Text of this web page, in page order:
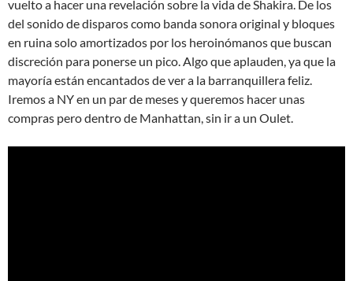
vuelto a hacer una revelación sobre la vida de Shakira. De los
del sonido de disparos como banda sonora original y bloques
en ruina solo amortizados por los heroinómanos que buscan
discreción para ponerse un pico. Algo que aplauden, ya que la
mayoría están encantados de ver a la barranquillera feliz.
Iremos a NY en un par de meses y queremos hacer unas
compras pero dentro de Manhattan, sin ir a un Oulet.